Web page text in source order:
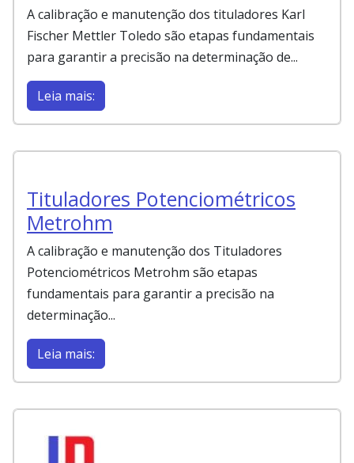
A calibração e manutenção dos tituladores Karl
Fischer Mettler Toledo são etapas fundamentais
para garantir a precisão na determinação de...
Leia mais:
Tituladores Potenciométricos
Metrohm
A calibração e manutenção dos Tituladores
Potenciométricos Metrohm são etapas
fundamentais para garantir a precisão na
determinação...
Leia mais: